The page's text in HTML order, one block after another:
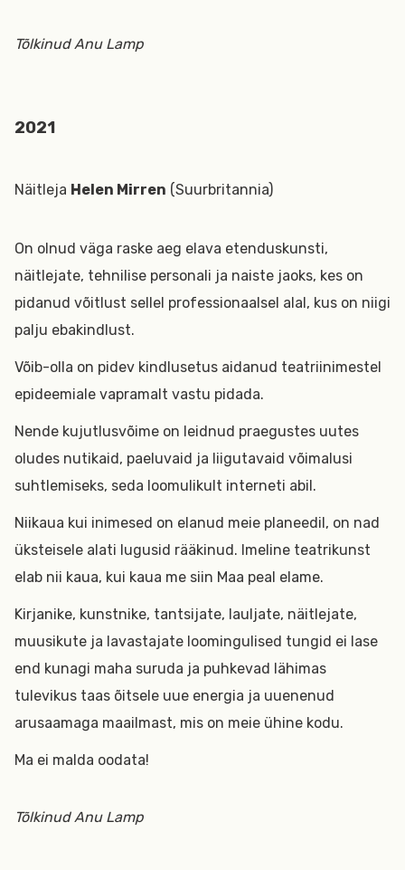
Tõlkinud Anu Lamp
2021
Näitleja Helen Mirren (Suurbritannia)
On olnud väga raske aeg elava etenduskunsti,
näitlejate, tehnilise personali ja naiste jaoks, kes on
pidanud võitlust sellel professionaalsel alal, kus on niigi
palju ebakindlust.
Võib-olla on pidev kindlusetus aidanud teatriinimestel
epideemiale vapramalt vastu pidada.
Nende kujutlusvõime on leidnud praegustes uutes
oludes nutikaid, paeluvaid ja liigutavaid võimalusi
suhtlemiseks, seda loomulikult interneti abil.
Niikaua kui inimesed on elanud meie planeedil, on nad
üksteisele alati lugusid rääkinud. Imeline teatrikunst
elab nii kaua, kui kaua me siin Maa peal elame.
Kirjanike, kunstnike, tantsijate, lauljate, näitlejate,
muusikute ja lavastajate loomingulised tungid ei lase
end kunagi maha suruda ja puhkevad lähimas
tulevikus taas õitsele uue energia ja uuenenud
arusaamaga maailmast, mis on meie ühine kodu.
Ma ei malda oodata!
Tõlkinud Anu Lamp